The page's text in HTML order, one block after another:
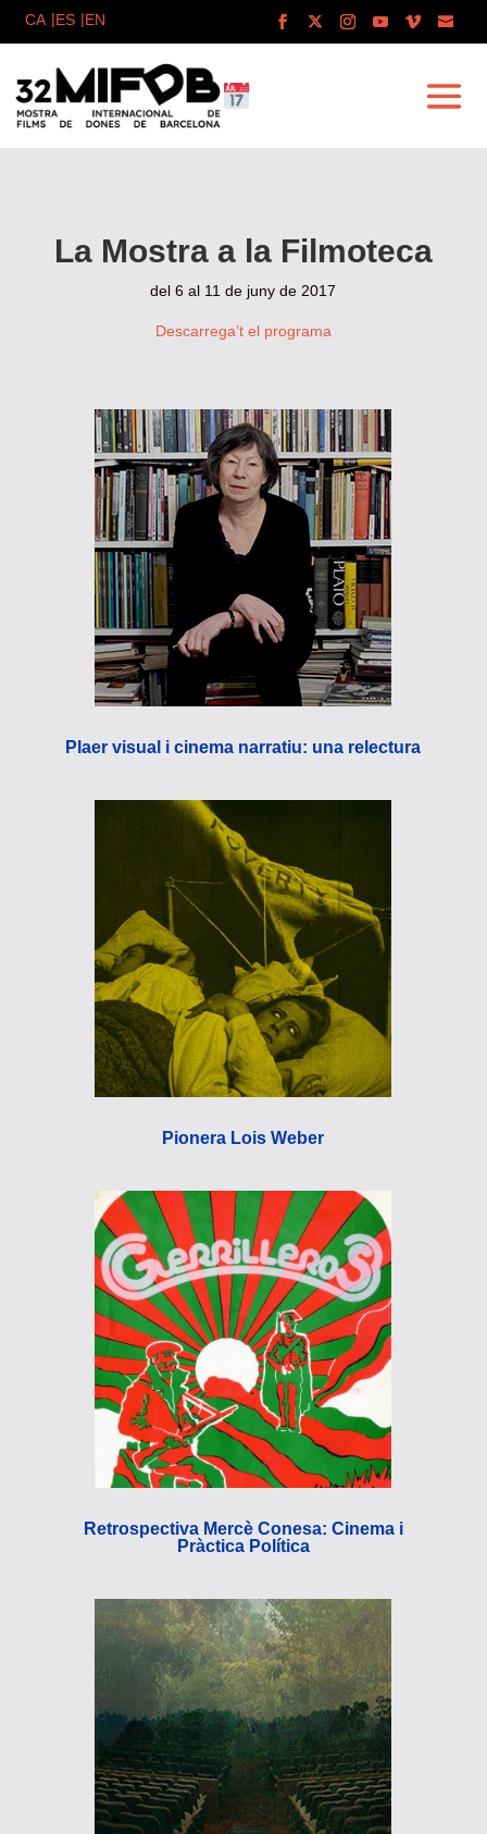
La Mostra a la Filmoteca
del 6 al 11 de juny de 2017
Descarrega’t el programa
Plaer visual i cinema narratiu: una relectura
Pionera Lois Weber
Retrospectiva Mercè Conesa: Cinema i
Pràctica Política